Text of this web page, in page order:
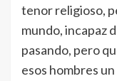
tenor religioso,
mundo, incapaz
pasando, pero
esos hombres